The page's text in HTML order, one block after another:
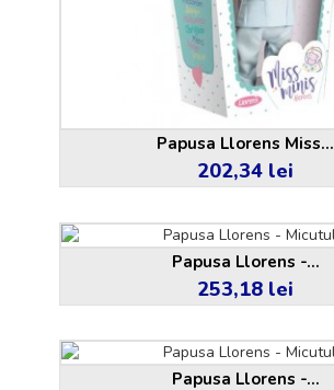
Papusa Llorens Miss...
Pret
202,34 lei
Papusa Llorens -...
Pret
253,18 lei
Papusa Llorens -...